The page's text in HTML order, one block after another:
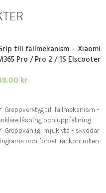
till fällmekanism – Xiaomi
Pro / Pro 2 / 1S Elscooter
kr
Greppverktyg till fällmekanism –
låsning och uppfällning
Greppvänlig, mjuk yta – skyddar
och förbättrar kontrollen